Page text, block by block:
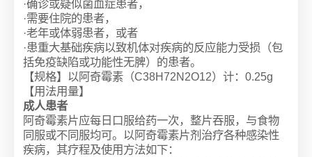
·确诊或疑似菌血症患者，
·需要住院的患者，
·老年或体弱患者，或者
·患重大基础疾病以致机体对疾病的反应能力受损（包
括免疫缺陷或功能性无脾）的患者。
【规格】以阿奇霉素（C38H72N2O12）计：0.25g
【用法用量】
成人患者
阿奇霉素片应每日口服给药一次，整片吞服，与食物
同服或不同服均可。以阿奇霉素片剂治疗各种感染性
疾病，其疗程及使用方法如下：